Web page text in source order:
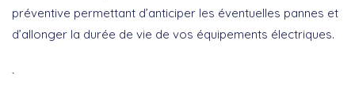
préventive permettant d’anticiper les éventuelles pannes et
d’allonger la durée de vie de vos équipements électriques.
`